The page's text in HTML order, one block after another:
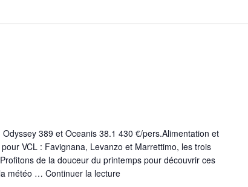
389 et Oceanis 38.1 430 €/pers.Alimentation et
VCL : Favignana, Levanzo et Marrettimo, les trois
de la douceur du printemps pour découvrir ces
météo … Continuer la lecture